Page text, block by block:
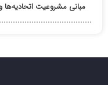
مبانی مشروعیت